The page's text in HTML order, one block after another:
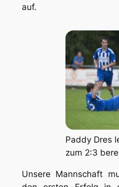
auf.
Paddy Dres
zum 2:3
Unsere Mannschaft